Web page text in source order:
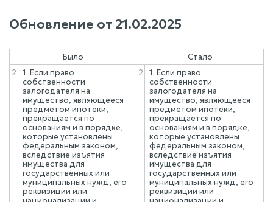
Обновление от 21.02.2025
Было
Стало
2
1. Если право
собственности
залогодателя на
имущество, являющееся
предметом ипотеки,
прекращается по
основаниям и в порядке,
которые установлены
федеральным законом,
вследствие изъятия
имущества для
государственных или
муниципальных нужд, его
реквизиции или
2
1. Если право
собственности
залогодателя на
имущество, являющееся
предметом ипотеки,
прекращается по
основаниям и в порядке,
которые установлены
федеральным законом,
вследствие изъятия
имущества для
государственных или
муниципальных нужд, его
реквизиции или